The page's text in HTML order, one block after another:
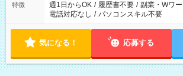
特徴 週1日からOK / 履歴書不要 / 副業・Wワ
電話対応なし / パソコンスキル不要
気になる！ 応募する